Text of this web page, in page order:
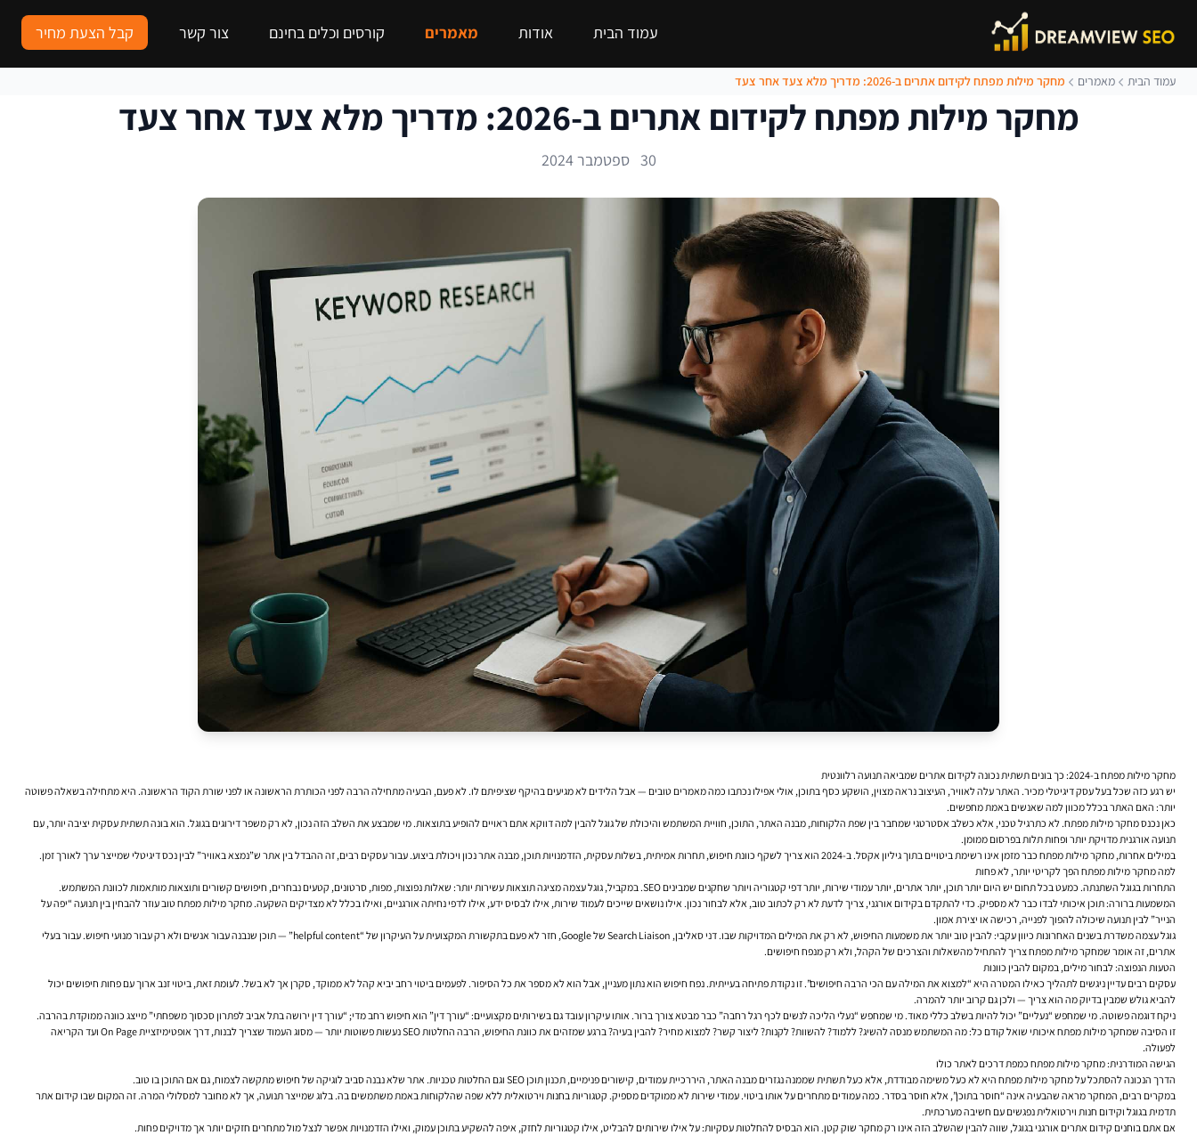
עמוד הבית אודות מאמרים קורסים וכלים בחינם צור קשר קבל הצעת מחיר
עמוד הבית מאמרים מחקר מילות מפתח לקידום אתרים ב-2026: מדריך מלא צעד אחר צעד
מחקר מילות מפתח לקידום אתרים ב-2026: מדריך מלא צעד אחר צעד
30 ספטמבר 2024
מחקר מילות מפתח ב-2024: כך בונים תשתית נכונה ל קידום אתרים שמביאה תנועה רלוונטית
יש רגע כזה שכל בעל עסק דיגיטלי מכיר. האתר עלה לאוויר, העיצוב נראה מצוין, הושקע כסף בתוכן, אולי אפילו נכתבו כמה מאמרים טובים — אבל הלידים לא מגיעים בהיקף שציפיתם לו. לא פעם, הבעיה מתחילה הרבה לפני הכותרת הראשונה או לפני שורת הקוד הראשונה. היא מתחילה בשאלה פשוטה
יותר: האם האתר בכלל מכוון למה שאנשים באמת מחפשים.
כאן נכנס מחקר מילות מפתח. לא כתרגיל טכני, אלא כשלב אסטרטגי שמחבר בין שפת הלקוחות, מבנה האתר, התוכן, חוויית המשתמש והיכולת של גוגל להבין למה דווקא אתם ראויים להופיע בתוצאות. מי שמבצע את השלב הזה נכון, לא רק משפר דירוגים בגוגל. הוא בונה תשתית עסקית יציבה יותר, עם
תנועה אורגנית מדויקת יותר ופחות תלות בפרסום ממומן.
במילים אחרות, מחקר מילות מפתח כבר מזמן אינו רשימת ביטויים בתוך גיליון אקסל. ב-2024 הוא צריך לשקף כוונת חיפוש, תחרות אמיתית, בשלות עסקית, הזדמנויות תוכן, מבנה אתר נכון ויכולת ביצוע. עבור עסקים רבים, זה ההבדל בין אתר ש”נמצא באוויר” לבין נכס דיגיטלי שמייצר ערך לאורך זמן.
למה מחקר מילות מפתח הפך לקריטי יותר, לא פחות
התחרות בגוגל השתנתה. כמעט בכל תחום יש היום יותר תוכן, יותר אתרים, יותר עמודי שירות, יותר דפי קטגוריה ויותר שחקנים שמבינים SEO. במקביל, גוגל עצמה מציגה תוצאות עשירות יותר: שאלות נפוצות, מפות, סרטונים, קטעים נבחרים, חיפושים קשורים ותוצאות מותאמות לכוונת המשתמש.
המשמעות ברורה: תוכן איכותי לבדו כבר לא מספיק. כדי להתקדם בקידום אורגני, צריך לדעת לא רק לכתוב טוב, אלא לבחור נכון. אילו נושאים שייכים לעמוד שירות, אילו לבסיס ידע, אילו לדפי נחיתה אורגניים, ואילו בכלל לא מצדיקים השקעה. מחקר מילות מפתח טוב עוזר להבחין בין תנועה “יפה על
הנייר” לבין תנועה שיכולה להפוך לפנייה, רכישה או יצירת אמון.
גוגל עצמה משדרת בשנים האחרונות כיוון עקבי: להבין טוב יותר את משמעות החיפוש, לא רק את המילים המדויקות שבו. דני סאליבן, Search Liaison של Google, חזר לא פעם בתקשורת המקצועית על העיקרון של “helpful content” — תוכן שנבנה עבור אנשים ולא רק עבור מנועי חיפוש. עבור בעלי
אתרים, זה אומר שמחקר מילות מפתח צריך להתחיל מהשאלות והצרכים של הקהל, ולא רק מנפח חיפושים.
הטעות הנפוצה: לבחור מילים, במקום להבין כוונות
עסקים רבים עדיין ניגשים לתהליך כאילו המטרה היא “למצוא את המילה עם הכי הרבה חיפושים”. זו נקודת פתיחה בעייתית. נפח חיפוש הוא נתון מעניין, אבל הוא לא מספר את כל הסיפור. לפעמים ביטוי רחב יביא קהל לא ממוקד, סקרן אך לא בשל. לעומת זאת, ביטוי זנב ארוך עם פחות חיפושים יכול
להביא גולש שמבין בדיוק מה הוא צריך — ולכן גם קרוב יותר להמרה.
ניקח דוגמה פשוטה. מי שמחפש “נעליים” יכול להיות בשלב כללי מאוד. מי שמחפש “נעלי הליכה לנשים לכף רגל רחבה” כבר מבטא צורך ברור. אותו עיקרון עובד גם בשירותים מקצועיים: “עורך דין” הוא חיפוש רחב מדי; “עורך דין ירושה בתל אביב לפתרון סכסוך משפחתי” מייצג כוונה ממוקדת בהרבה.
זו הסיבה שמחקר מילות מפתח איכותי שואל קודם כל: מה המשתמש מנסה להשיג? ללמוד? להשוות? לקנות? ליצור קשר? למצוא מחיר? להבין בעיה? ברגע שמזהים את כוונת החיפוש, הרבה החלטות SEO נעשות פשוטות יותר — מסוג העמוד שצריך לבנות, דרך אופטימיזציית On Page ועד הקריאה
לפעולה.
הגישה המודרנית: מחקר מילות מפתח כמפת דרכים לאתר כולו
הדרך הנכונה להסתכל על מחקר מילות מפתח היא לא כעל משימה מבודדת, אלא כעל תשתית שממנה נגזרים מבנה האתר, היררכיית עמודים, קישורים פנימיים, תכנון תוכן SEO וגם החלטות טכניות. אתר שלא נבנה סביב לוגיקה של חיפוש מתקשה לצמוח, גם אם התוכן בו טוב.
במקרים רבים, המחקר מראה שהבעיה אינה “חוסר בתוכן”, אלא חוסר בסדר. כמה עמודים מתחרים על אותו ביטוי. עמודי שירות לא ממוקדים מספיק. קטגוריות בחנות וירטואלית ללא שפה שהלקוחות באמת משתמשים בה. בלוג שמייצר תנועה, אך לא מחובר למסלולי המרה. זה המקום שבו קידום אתר
תדמית בגוגל וקידום חנות וירטואלית נפגשים עם חשיבה מערכתית.
אם אתם בוחנים קידום אתרים אורגני בגוגל, שווה להבין שהשלב הזה אינו רק מחקר שוק קטן. הוא הבסיס להחלטות עסקיות: על אילו שירותים להבליט, אילו קטגוריות לחזק, איפה להשקיע בתוכן עמוק, ואילו הזדמנויות אפשר לנצל מול מתחרים חזקים יותר אך מדויקים פחות.